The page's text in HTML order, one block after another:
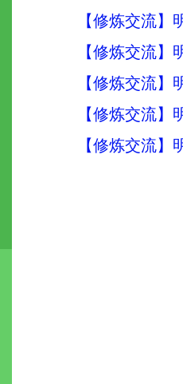
【修炼交流】
【修炼交流】
【修炼交流】
【修炼交流】
【修炼交流】